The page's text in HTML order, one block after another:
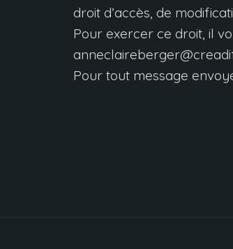
droit d’accès, de
Pour exercer ce droit, il
Pour tout message